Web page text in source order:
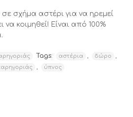
σχήμα αστέρι για να ηρεμεί
να κοιμηθεί! Είναι από 100%
Tags: αστέρια , δώρο ,
, ύπνος